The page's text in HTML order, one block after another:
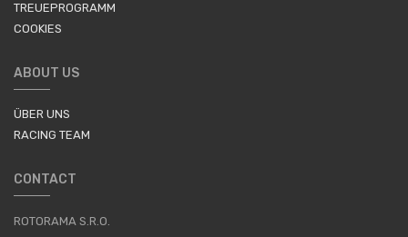
TREUEPROGRAMM
COOKIES
ABOUT US
ÜBER UNS
RACING TEAM
CONTACT
ROTORAMA S.R.O.